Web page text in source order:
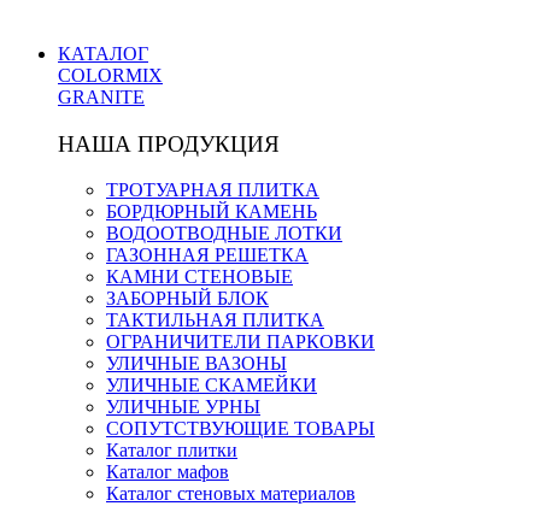
КАТАЛОГ
COLORMIX
GRANITE
НАША ПРОДУКЦИЯ
ТРОТУАРНАЯ ПЛИТКА
БОРДЮРНЫЙ КАМЕНЬ
ВОДООТВОДНЫЕ ЛОТКИ
ГАЗОННАЯ РЕШЕТКА
КАМНИ СТЕНОВЫЕ
ЗАБОРНЫЙ БЛОК
ТАКТИЛЬНАЯ ПЛИТКА
ОГРАНИЧИТЕЛИ ПАРКОВКИ
УЛИЧНЫЕ ВАЗОНЫ
УЛИЧНЫЕ СКАМЕЙКИ
УЛИЧНЫЕ УРНЫ
СОПУТСТВУЮЩИЕ ТОВАРЫ
Каталог плитки
Каталог мафов
Каталог стеновых материалов